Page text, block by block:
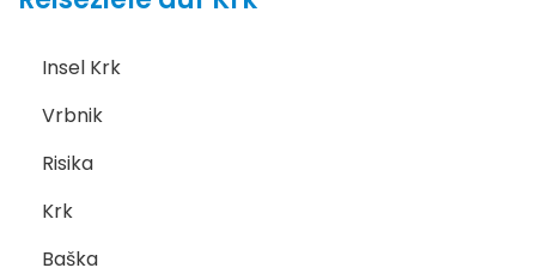
Insel Krk
Vrbnik
Risika
Krk
Baška